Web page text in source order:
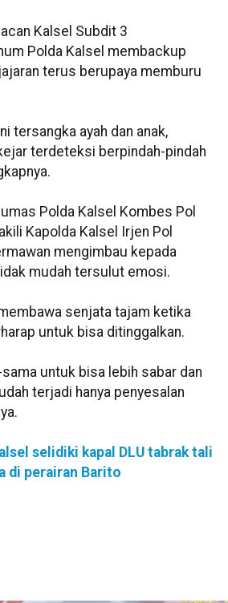
Kalsel Subdit 3
Polda Kalsel membackup
terus berupaya memburu
tersangka ayah dan anak,
terdeteksi berpindah-pindah
Polda Kalsel Kombes Pol
Kapolda Kalsel Irjen Pol
mengimbau kepada
mudah tersulut emosi.
senjata tajam ketika
untuk bisa ditinggalkan.
untuk bisa lebih sabar dan
terjadi hanya penyesalan
selidiki kapal DLU tabrak tali
di perairan Barito